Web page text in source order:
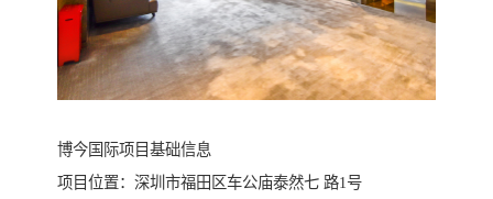
博今国际项目基础信息
项目位置：深圳市福田区车公庙泰然七 路1号